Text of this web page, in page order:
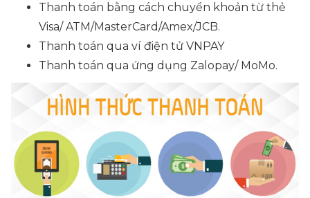
Thanh toán bằng cách chuyển khoản từ thẻ
Visa/ ATM/MasterCard/Amex/JCB.
Thanh toán qua ví điện tử VNPAY
Thanh toán qua ứng dụng Zalopay/ MoMo.